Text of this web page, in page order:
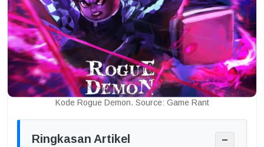
Kode Rogue Demon. Source: Game Rant
Ringkasan Artikel −